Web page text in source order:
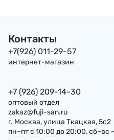
Контакты
+7(926) 011-29-57
интернет-магазин
+7 (926) 209-14-30
оптовый отдел
zakaz@fuji-san.ru
г. Москва, улица Ткацкая, 5с2
пн–пт с 10:00 до 20:00,